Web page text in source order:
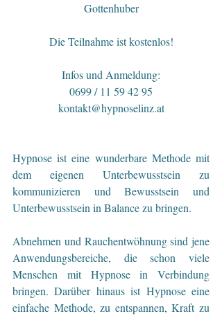
Gottenhuber
Die Teilnahme ist kostenlos!
Infos und Anmeldung:
0699 / 11 59 42 95
kontakt@hypnoselinz.at
Hypnose ist eine wunderbare Methode mit
dem eigenen Unterbewusstsein zu
kommunizieren und Bewusstsein und
Unterbewusstsein in Balance zu bringen.
Abnehmen und Rauchentwöhnung sind jene
Anwendungsbereiche, die schon viele
Menschen mit Hypnose in Verbindung
bringen. Darüber hinaus ist Hypnose eine
einfache Methode, zu entspannen, Kraft zu